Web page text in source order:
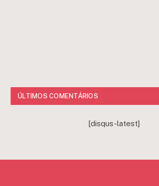
ÚLTIMOS COMENTÁRIOS
[disqus-latest]